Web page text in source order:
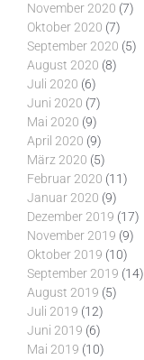
November 2020 (7)
Oktober 2020 (7)
September 2020 (5)
August 2020 (8)
Juli 2020 (6)
Juni 2020 (7)
Mai 2020 (9)
April 2020 (9)
März 2020 (5)
Februar 2020 (11)
Januar 2020 (9)
Dezember 2019 (17)
November 2019 (9)
Oktober 2019 (10)
September 2019 (14)
August 2019 (5)
Juli 2019 (12)
Juni 2019 (6)
Mai 2019 (10)